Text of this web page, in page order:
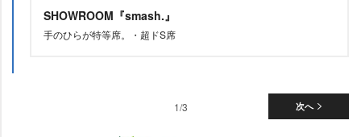
SHOWROOM『smash.』
手のひらが特等席。・超ドS席
次へ
1/3